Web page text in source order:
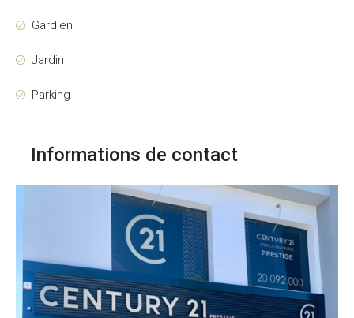
Gardien
Jardin
Parking
Informations de contact